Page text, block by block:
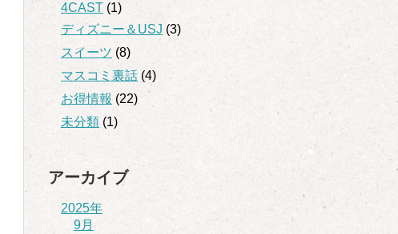
4CAST (1)
ディズニー＆USJ (3)
スイーツ (8)
マスコミ裏話 (4)
お得情報 (22)
未分類 (1)
アーカイブ
2025年
9月